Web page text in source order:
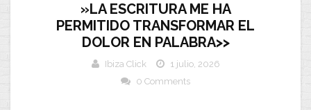
»LA ESCRITURA ME HA
PERMITIDO TRANSFORMAR EL
DOLOR EN PALABRA>>
Ibiza Click
1 julio, 2026
0 Comments